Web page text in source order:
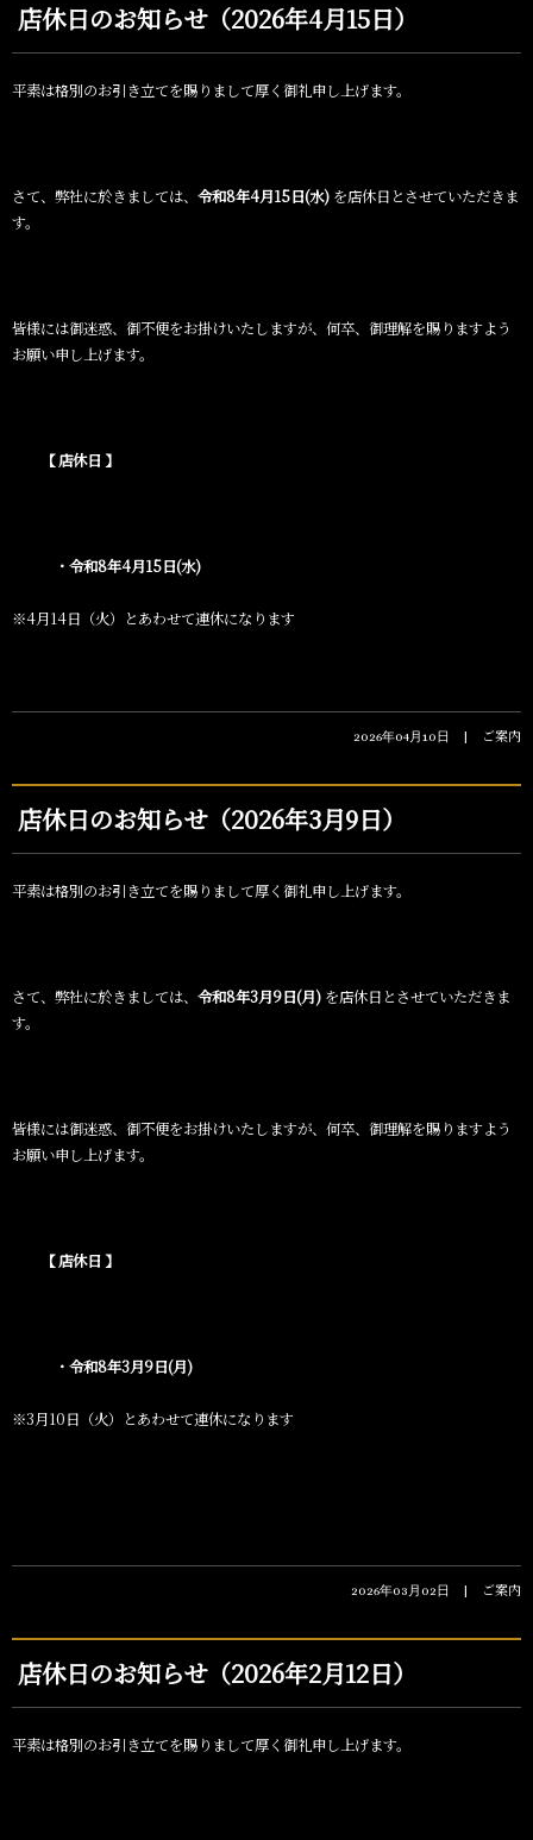
店休日のお知らせ（2026年4月15日）
平素は格別のお引き立てを賜りまして厚く御礼申し上げます。
さて、弊社に於きましては、 令和8年4月15日(水) を店休日とさせていただきま
す。
皆様には御迷惑、御不便をお掛けいたしますが、何卒、御理解を賜りますよう
お願い申し上げます。
【店休日】
・令和8年4月15日(水)
※4月14日（火）とあわせて連休になります
2026年04月10日 ご案内
店休日のお知らせ（2026年3月9日）
平素は格別のお引き立てを賜りまして厚く御礼申し上げます。
さて、弊社に於きましては、 令和8年3月9日(月) を店休日とさせていただきま
す。
皆様には御迷惑、御不便をお掛けいたしますが、何卒、御理解を賜りますよう
お願い申し上げます。
【店休日】
・令和8年3月9日(月)
※3月10日（火）とあわせて連休になります
2026年03月02日 ご案内
店休日のお知らせ（2026年2月12日）
平素は格別のお引き立てを賜りまして厚く御礼申し上げます。